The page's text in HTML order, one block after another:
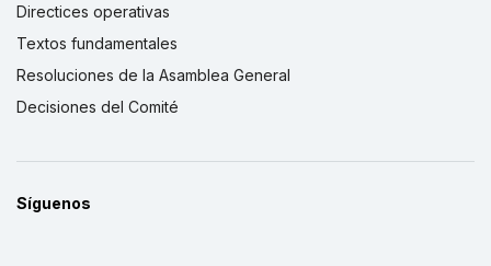
Directices operativas
Textos fundamentales
Resoluciones de la Asamblea General
Decisiones del Comité
Síguenos